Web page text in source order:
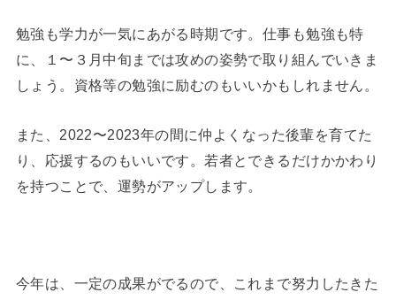
勉強も学力が一気にあがる時期です。仕事も勉強も特
に、１〜３月中旬までは攻めの姿勢で取り組んでいきま
しょう。資格等の勉強に励むのもいいかもしれません。
また、2022〜2023年の間に仲よくなった後輩を育てた
り、応援するのもいいです。若者とできるだけかかわり
を持つことで、運勢がアップします。
今年は、一定の成果がでるので、これまで努力したきた